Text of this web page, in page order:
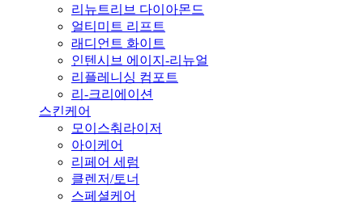
리뉴트리브 다이아몬드
얼티미트 리프트
래디언트 화이트
인텐시브 에이지-리뉴얼
리플레니싱 컴포트
리-크리에이션
스킨케어
모이스춰라이저
아이케어
리페어 세럼
클렌저/토너
스페셜케어